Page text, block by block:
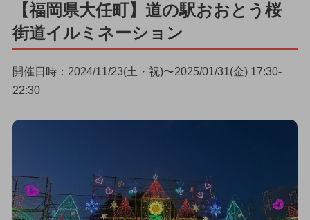
【福岡県大任町】道の駅おおとう桜
街道イルミネーション
開催日時：2024/11/23(土・祝)〜2025/01/31(金) 17:30-
22:30